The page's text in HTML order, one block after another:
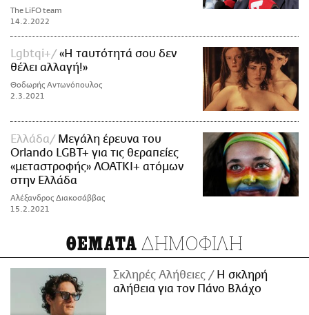
The LiFO team
14.2.2022
Lgbtqi+
«Η ταυτότητά σου δεν
θέλει αλλαγή!»
Θοδωρής Αντωνόπουλος
2.3.2021
Ελλάδα
Μεγάλη έρευνα του
Orlando LGBT+ για τις θεραπείες
«μεταστροφής» ΛΟΑΤΚΙ+ ατόμων
στην Ελλάδα
Αλέξανδρος Διακοσάββας
15.2.2021
ΘΕΜΑΤΑ ΔΗΜΟΦΙΛΗ
Σκληρές Αλήθειες
H σκληρή
αλήθεια για τον Πάνο Βλάχο